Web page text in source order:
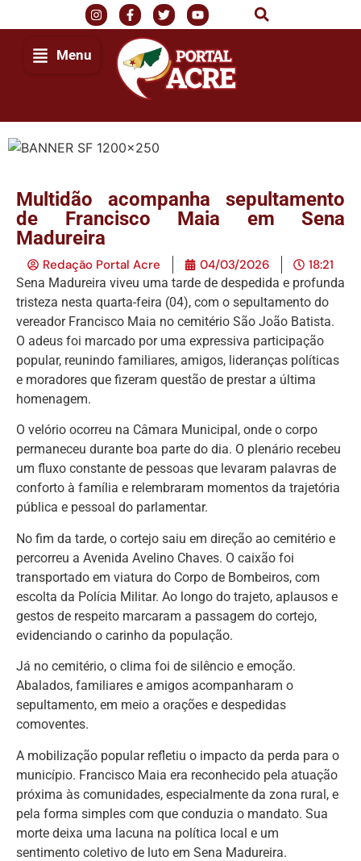
Menu
Multidão acompanha sepultamento
de Francisco Maia em Sena
Madureira
Redação Portal Acre 04/03/2026 18:21
Sena Madureira viveu uma tarde de despedida e profunda
tristeza nesta quarta-feira (04), com o sepultamento do
vereador Francisco Maia no cemitério São João Batista.
O adeus foi marcado por uma expressiva participação
popular, reunindo familiares, amigos, lideranças políticas
e moradores que fizeram questão de prestar a última
homenagem.
O velório ocorreu na Câmara Municipal, onde o corpo
permaneceu durante boa parte do dia. O plenário recebeu
um fluxo constante de pessoas que levaram palavras de
conforto à família e relembraram momentos da trajetória
pública e pessoal do parlamentar.
No fim da tarde, o cortejo saiu em direção ao cemitério e
percorreu a Avenida Avelino Chaves. O caixão foi
transportado em viatura do Corpo de Bombeiros, com
escolta da Polícia Militar. Ao longo do trajeto, aplausos e
gestos de respeito marcaram a passagem do cortejo,
evidenciando o carinho da população.
Já no cemitério, o clima foi de silêncio e emoção.
Abalados, familiares e amigos acompanharam o
sepultamento, em meio a orações e despedidas
comoventes.
A mobilização popular refletiu o impacto da perda para o
município. Francisco Maia era reconhecido pela atuação
próxima às comunidades, especialmente da zona rural, e
pela forma simples com que conduzia o mandato. Sua
morte deixa uma lacuna na política local e um
sentimento coletivo de luto em Sena Madureira.